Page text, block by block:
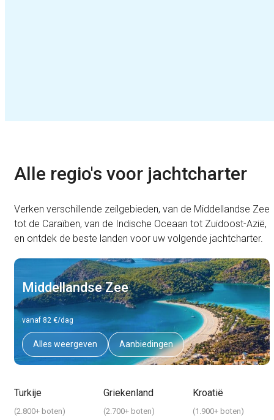
Alle regio's voor jachtcharter
Verken verschillende zeilgebieden, van de Middellandse Zee
tot de Caraïben, van de Indische Oceaan tot Zuidoost-Azië,
en ontdek de beste landen voor uw volgende jachtcharter.
Middellandse Zee
vanaf 82 €/dag
Alles weergeven Aanbiedingen
Turkije
(2.800+ boten)
Griekenland
(2.700+ boten)
Kroatië
(1.900+ boten)